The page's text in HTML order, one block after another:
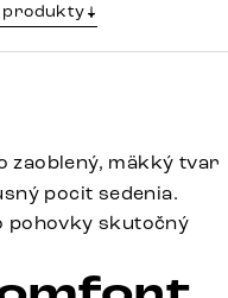
produkty
zaoblený, mäkký tvar
pocit sedenia.
pohovky skutočný